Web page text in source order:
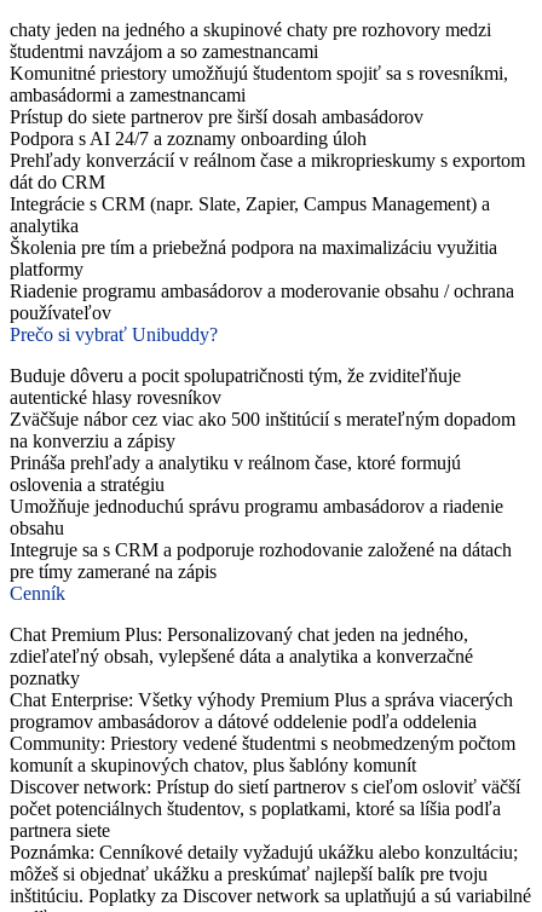
chaty jeden na jedného a skupinové chaty pre rozhovory medzi
študentmi navzájom a so zamestnancami
Komunitné priestory umožňujú študentom spojiť sa s rovesníkmi,
ambasádormi a zamestnancami
Prístup do siete partnerov pre širší dosah ambasádorov
Podpora s AI 24/7 a zoznamy onboarding úloh
Prehľady konverzácií v reálnom čase a mikroprieskumy s exportom
dát do CRM
Integrácie s CRM (napr. Slate, Zapier, Campus Management) a
analytika
Školenia pre tím a priebežná podpora na maximalizáciu využitia
platformy
Riadenie programu ambasádorov a moderovanie obsahu / ochrana
používateľov
Prečo si vybrať Unibuddy?
Buduje dôveru a pocit spolupatričnosti tým, že zviditeľňuje
autentické hlasy rovesníkov
Zväčšuje nábor cez viac ako 500 inštitúcií s merateľným dopadom
na konverziu a zápisy
Prináša prehľady a analytiku v reálnom čase, ktoré formujú
oslovenia a stratégiu
Umožňuje jednoduchú správu programu ambasádorov a riadenie
obsahu
Integruje sa s CRM a podporuje rozhodovanie založené na dátach
pre tímy zamerané na zápis
Cenník
Chat Premium Plus: Personalizovaný chat jeden na jedného,
zdieľateľný obsah, vylepšené dáta a analytika a konverzačné
poznatky
Chat Enterprise: Všetky výhody Premium Plus a správa viacerých
programov ambasádorov a dátové oddelenie podľa oddelenia
Community: Priestory vedené študentmi s neobmedzeným počtom
komunít a skupinových chatov, plus šablóny komunít
Discover network: Prístup do sietí partnerov s cieľom osloviť väčší
počet potenciálnych študentov, s poplatkami, ktoré sa líšia podľa
partnera siete
Poznámka: Cenníkové detaily vyžadujú ukážku alebo konzultáciu;
môžeš si objednať ukážku a preskúmať najlepší balík pre tvoju
inštitúciu. Poplatky za Discover network sa uplatňujú a sú variabilné